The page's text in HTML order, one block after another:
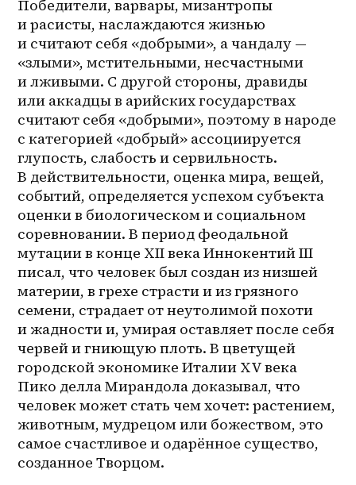
Победители, варвары, мизантропы
и расисты, наслаждаются жизнью
и считают себя «добрыми», а чандалу —
«злыми», мстительными, несчастными
и лживыми. С другой стороны, дравиды
или аккадцы в арийских государствах
считают себя «добрыми», поэтому в народе
с категорией «добрый» ассоциируется
глупость, слабость и сервильность.
В действительности, оценка мира, вещей,
событий, определяется успехом субъекта
оценки в биологическом и социальном
соревновании. В период феодальной
мутации в конце XII века Иннокентий III
писал, что человек был создан из низшей
материи, в грехе страсти и из грязного
семени, страдает от неутолимой похоти
и жадности и, умирая оставляет после себя
червей и гниющую плоть. В цветущей
городской экономике Италии XV века
Пико делла Мирандола доказывал, что
человек может стать чем хочет: растением,
животным, мудрецом или божеством, это
самое счастливое и одарённое существо,
созданное Творцом.